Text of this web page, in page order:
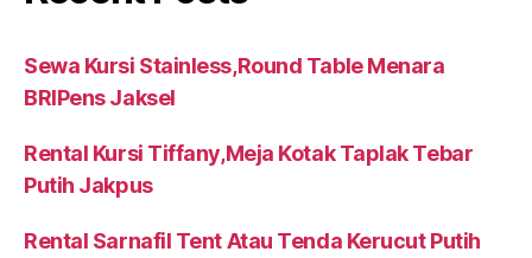
Sewa Kursi Stainless,Round Table Menara
BRIPens Jaksel
Rental Kursi Tiffany,Meja Kotak Taplak Tebar
Putih Jakpus
Rental Sarnafil Tent Atau Tenda Kerucut Putih